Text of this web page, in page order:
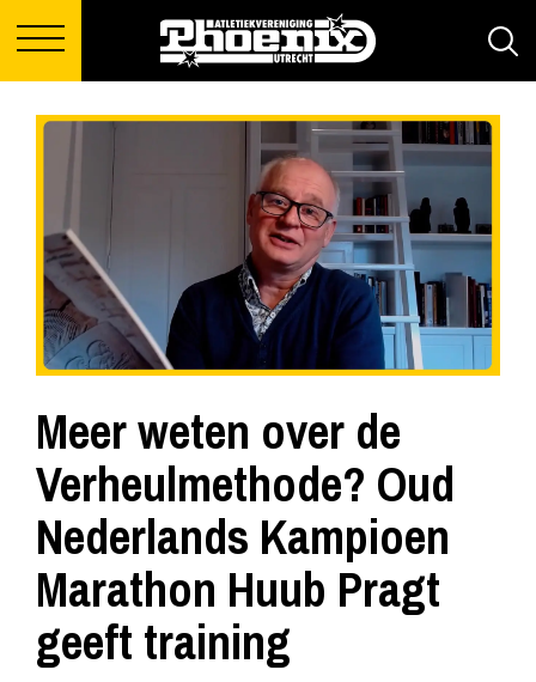
Meer weten over de
Verheulmethode? Oud
Nederlands Kampioen
Marathon Huub Pragt
geeft training